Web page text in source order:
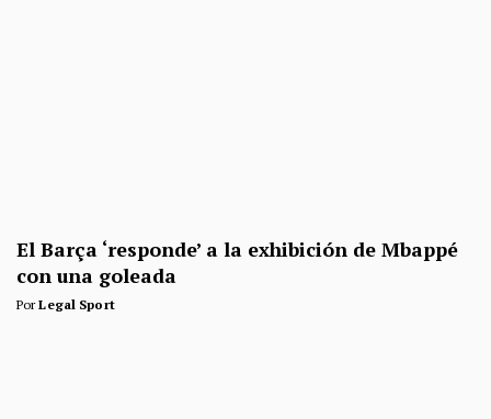
El Barça ‘responde’ a la exhibición de Mbappé
con una goleada
PorLegal Sport